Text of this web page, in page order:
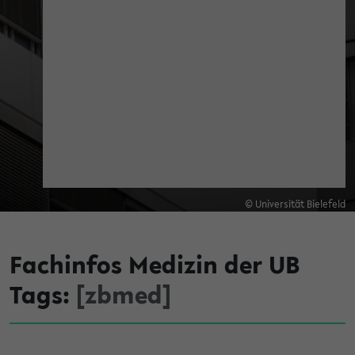
© Universität Bielefeld
Fachinfos Medizin der UB
Tags: [zbmed]